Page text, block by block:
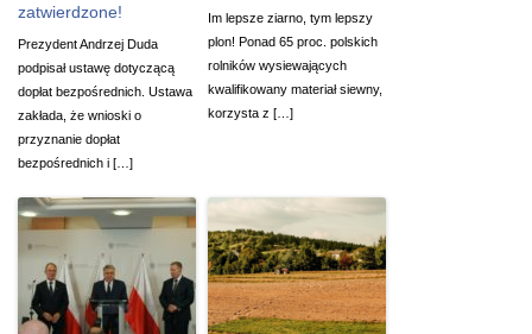
zatwierdzone!
Prezydent Andrzej Duda
podpisał ustawę dotyczącą
dopłat bezpośrednich. Ustawa
zakłada, że wnioski o
przyznanie dopłat
bezpośrednich i […]
Im lepsze ziarno, tym lepszy
plon! Ponad 65 proc. polskich
rolników wysiewających
kwalifikowany materiał siewny,
korzysta z […]